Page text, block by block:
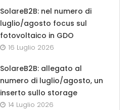
SolareB2B: nel numero di
luglio/agosto focus sul
fotovoltaico in GDO
16 Luglio 2026
SolareB2B: allegato al
numero di luglio/agosto, un
inserto sullo storage
14 Luglio 2026